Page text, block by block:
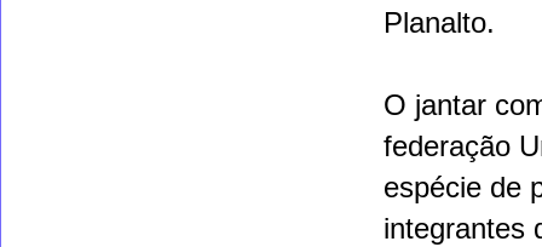
Planalto.
O jantar
federação
espécie de
integrantes